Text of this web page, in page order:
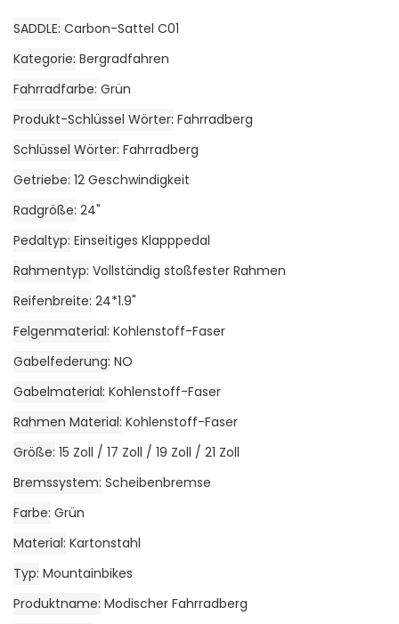
SADDLE Carbon-Sattel C01
Kategorie Bergradfahren
Fahrradfarbe Grün
Produkt-Schlüssel Wörter Fahrradberg
Schlüssel Wörter Fahrradberg
Getriebe 12 Geschwindigkeit
Radgröße 24"
Pedaltyp Einseitiges Klapppedal
Rahmentyp Vollständig stoßfester Rahmen
Reifenbreite 24*1.9"
Felgenmaterial Kohlenstoff-Faser
Gabelfederung NO
Gabelmaterial Kohlenstoff-Faser
Rahmen Material Kohlenstoff-Faser
Größe 15 Zoll / 17 Zoll / 19 Zoll / 21 Zoll
Bremssystem Scheibenbremse
Farbe Grün
Material Kartonstahl
Typ Mountainbikes
Produktname Modischer Fahrradberg